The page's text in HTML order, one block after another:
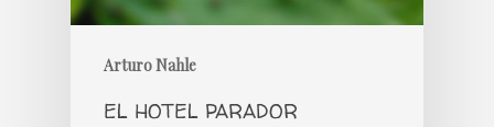
Arturo Nahle
EL HOTEL PARADOR